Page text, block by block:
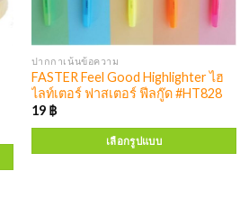
ปากกาเน้นข้อความ
FASTER Feel Good Highlighter ไฮ
ไลท์เตอร์ ฟาสเตอร์ ฟีลกู๊ด #HT828
19 ฿
เลือกรูปแบบ